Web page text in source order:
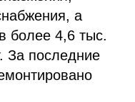
а
более 4,6 тыс.
За последние